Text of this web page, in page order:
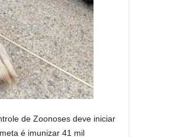
de Zoonoses deve iniciar
é imunizar 41 mil